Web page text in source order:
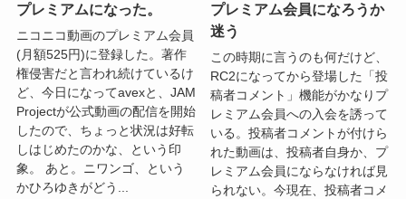
プレミアムになった。
ニコニコ動画のプレミアム会員
(月額525円)に登録した。著作
権侵害だと言われ続けているけ
ど、今日になってavexと、JAM
Projectが公式動画の配信を開始
したので、ちょっと状況は好転
しはじめたのかな、という印
象。 あと。ニワンゴ、という
かひろゆきがどう...
プレミアム会員になろうか
迷う
この時期に言うのも何だけど、
RC2になってから登場した「投
稿者コメント」機能がかなりプ
レミアム会員への入会を誘って
いる。投稿者コメントが付けら
れた動画は、投稿者自身か、プ
レミアム会員にならなければ見
られない。今現在、投稿者コメ